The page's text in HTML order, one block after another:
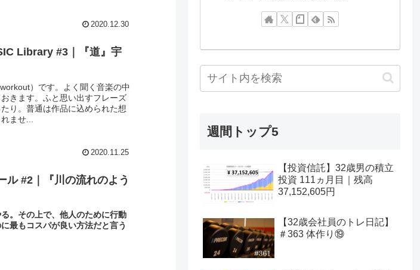
2020.12.30
Library #3｜『道』宇
）です。よく聞く音楽の中
きます。ふと思い出すフレーズ
り。普通は作品に込められた想
ませ...
2020.11.25
ル #2｜『川の流れのよう
。その上で、他人のために行動
最もコスパが良い方法だと言う
週間トップ5
【投資信託】32歳男の積立
投資 111ヵ月目｜残高
37,152,605円
【32歳会社員のトレ日記】
＃363 体作り⑲